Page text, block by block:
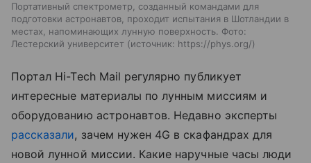
Портативный спектрометр, созданный командами для
подготовки астронавтов, проходит испытания в Шотландии в
местах, напоминающих лунную поверхность. Фото:
Лестерский университет
источник: https://phys.org/
Портал Hi-Tech Mail регулярно публикует
интересные материалы по лунным миссиям и
оборудованию астронавтов. Недавно эксперты
рассказали, зачем нужен 4G в скафандрах для
новой лунной миссии. Какие наручные часы люди